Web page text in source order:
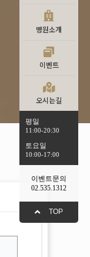
병원소개
이벤트
오시는길
평일
11:00-20:30
토요일
10:00-17:00
이벤트문의
02.535.1312
TOP